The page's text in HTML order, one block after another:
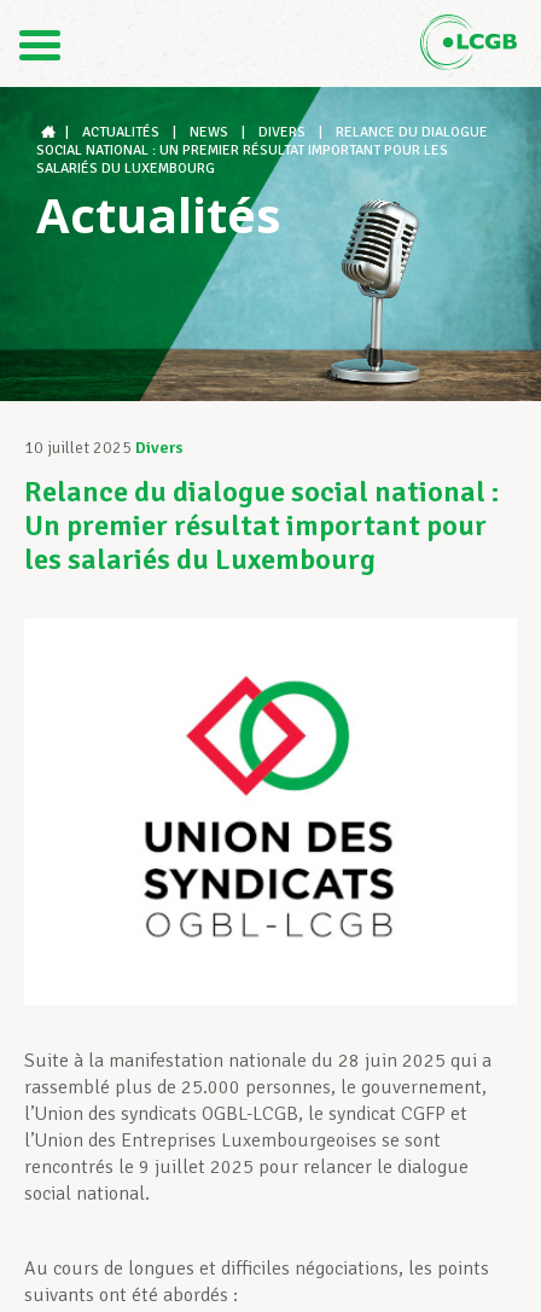
DE
Le LCGB
Structures syndicales
Assistance au Travail
Vos droits
Développement professionnel
Devenir Membre
Actualités
ACTUALITÉS NEWS DIVERS
RELANCE DU DIALOGUE
SOCIAL NATIONAL : UN PREMIER RÉSULTAT IMPORTANT POUR LES
SALARIÉS DU LUXEMBOURG
Actualités
10 juillet 2025 Divers
Relance du dialogue social national :
Un premier résultat important pour
les salariés du Luxembourg
Suite à la manifestation nationale du 28 juin 2025 qui a
rassemblé plus de 25.000 personnes, le gouvernement,
l’Union des syndicats OGBL-LCGB, le syndicat CGFP et
l’Union des Entreprises Luxembourgeoises se sont
rencontrés le 9 juillet 2025 pour relancer le dialogue
social national.
Au cours de longues et difficiles négociations, les points
suivants ont été abordés :